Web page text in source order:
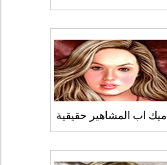
ميك اب المشاهير حقيقية